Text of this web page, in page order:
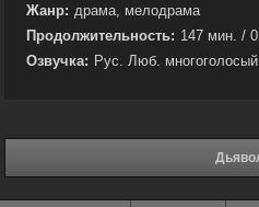
Жанр: драма, мелодрама
Продолжительность: 147 мин. /
Озвучка: Рус. Люб. многоголосый